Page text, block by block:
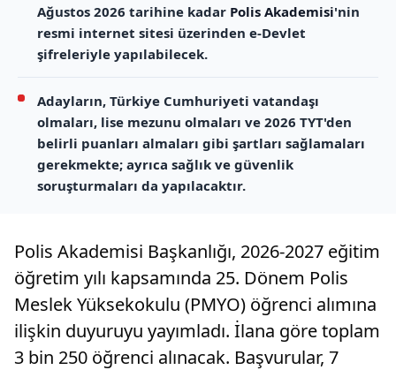
Ağustos 2026 tarihine kadar Polis Akademisi'nin
resmi internet sitesi üzerinden e-Devlet
şifreleriyle yapılabilecek.
Adayların, Türkiye Cumhuriyeti vatandaşı
olmaları, lise mezunu olmaları ve 2026 TYT'den
belirli puanları almaları gibi şartları sağlamaları
gerekmekte; ayrıca sağlık ve güvenlik
soruşturmaları da yapılacaktır.
Polis Akademisi Başkanlığı, 2026-2027 eğitim
öğretim yılı kapsamında 25. Dönem Polis
Meslek Yüksekokulu (PMYO) öğrenci alımına
ilişkin duyuruyu yayımladı. İlana göre toplam
3 bin 250 öğrenci alınacak. Başvurular, 7